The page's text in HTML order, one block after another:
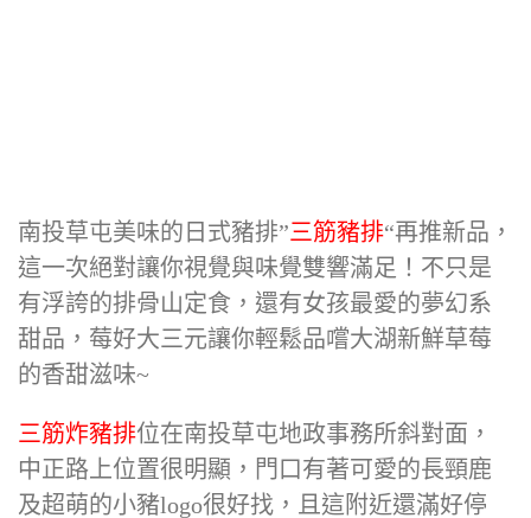
南投草屯美味的日式豬排”三筋豬排“再推新品，
這一次絕對讓你視覺與味覺雙響滿足！不只是
有浮誇的排骨山定食，還有女孩最愛的夢幻系
甜品，莓好大三元讓你輕鬆品嚐大湖新鮮草莓
的香甜滋味~
三筋炸豬排位在南投草屯地政事務所斜對面，
中正路上位置很明顯，門口有著可愛的長頸鹿
及超萌的小豬logo很好找，且這附近還滿好停